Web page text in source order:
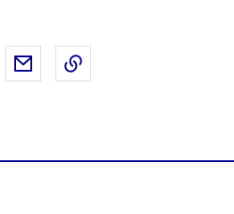
X
Partager sur LinkedIn
Partager par email